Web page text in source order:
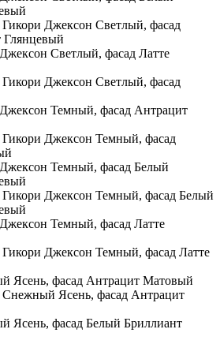
Гикори Джексон Светлый, фасад
Глянцевый
Гикори Джексон Светлый, фасад
Гикори Джексон Темный, фасад
Гикори Джексон Темный, фасад Белый
Гикори Джексон Темный, фасад Латте
Снежный Ясень, фасад Антрацит